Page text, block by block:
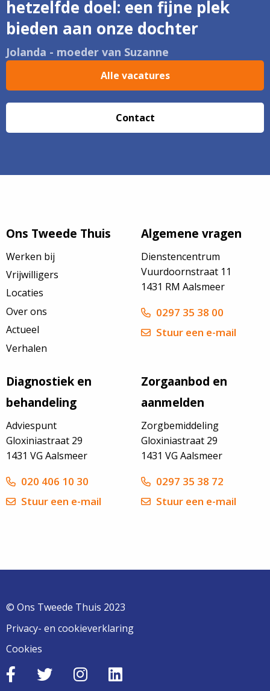
hetzelfde doel: een fijne plek
bieden aan onze dochter
Jolanda - moeder van Suzanne
Alle vacatures
Contact
Ons Tweede Thuis
Werken bij
Vrijwilligers
Locaties
Over ons
Actueel
Verhalen
Algemene vragen
Dienstencentrum
Vuurdoornstraat 11
1431 RM Aalsmeer
0297 35 38 00
Stuur een e-mail
Diagnostiek en
behandeling
Adviespunt
Gloxiniastraat 29
1431 VG Aalsmeer
020 406 10 30
Stuur een e-mail
Zorgaanbod en
aanmelden
Zorgbemiddeling
Gloxiniastraat 29
1431 VG Aalsmeer
0297 35 38 72
Stuur een e-mail
© Ons Tweede Thuis 2023
Privacy- en cookieverklaring
Cookies